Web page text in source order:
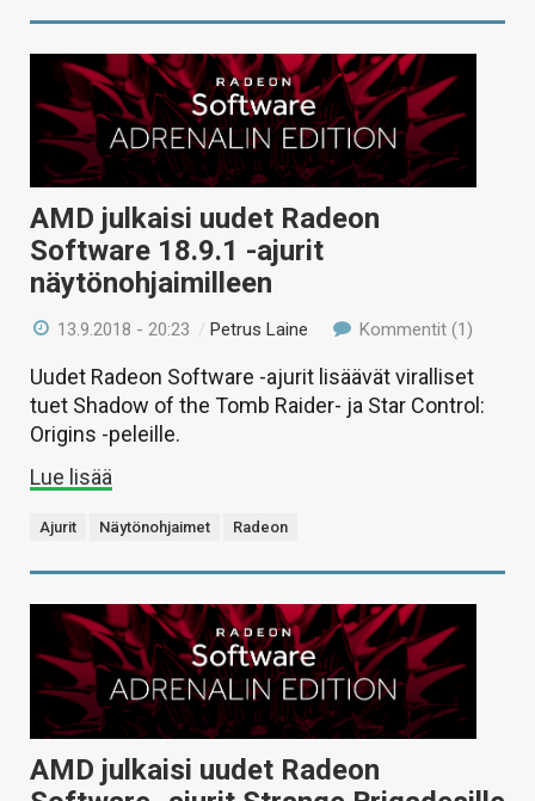
AMD julkaisi uudet Radeon
Software 18.9.1 -ajurit
näytönohjaimilleen
13.9.2018 - 20:23 / Petrus Laine Kommentit (1)
Uudet Radeon Software -ajurit lisäävät viralliset
tuet Shadow of the Tomb Raider- ja Star Control:
Origins -peleille.
Lue lisää
Ajurit Näytönohjaimet Radeon
AMD julkaisi uudet Radeon